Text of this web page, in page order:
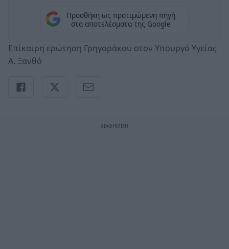
Προσθήκη ως προτιμώμενη πηγή
στα αποτελέσματα της Google
Επίκαιρη ερώτηση Γρηγοράκου στον Υπουργό Υγείας
Α. Ξανθό